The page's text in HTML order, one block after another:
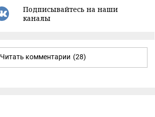
Подписывайтесь на наши
каналы
Читать комментарии (28)